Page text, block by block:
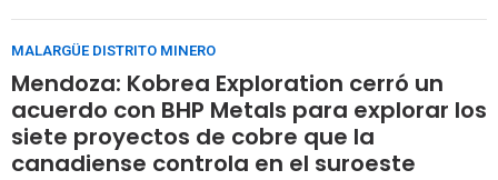
MALARGÜE DISTRITO MINERO
Mendoza: Kobrea Exploration cerró un
acuerdo con BHP Metals para explorar los
siete proyectos de cobre que la
canadiense controla en el suroeste